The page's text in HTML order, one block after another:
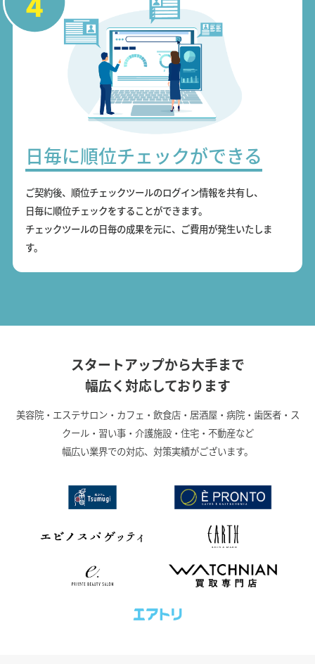
日毎に順位チェックができる
ご契約後、順位チェックツールのログイン情報を共有し、
日毎に順位チェックをすることができます。
チェックツールの日毎の成果を元に、ご費用が発生いたしま
す。
スタートアップから大手まで
幅広く対応しております
美容院・エステサロン・カフェ・飲食店・居酒屋・病院・歯医者・ス
クール・習い事・介護施設・住宅・不動産など
幅広い業界での対応、対策実績がございます。